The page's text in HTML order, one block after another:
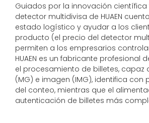
Guiados por la innovación científica
detector multidivisa de HUAEN
estado logístico y ayudar a los
producto (el precio del detector
permiten a los empresarios
HUAEN es un fabricante
el procesamiento de billetes,
(MG) e imagen (IMG), identifica
del conteo, mientras que el
autenticación de billetes más